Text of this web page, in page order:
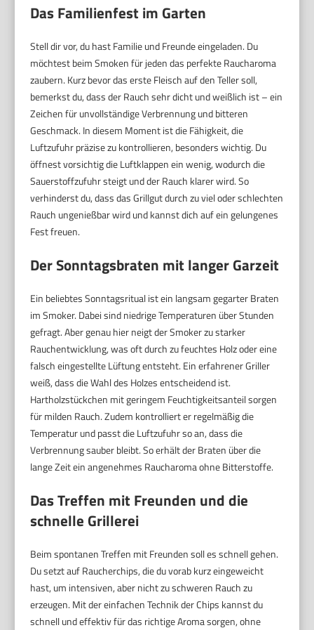
Das Familienfest im Garten
Stell dir vor, du hast Familie und Freunde eingeladen. Du
möchtest beim Smoken für jeden das perfekte Raucharoma
zaubern. Kurz bevor das erste Fleisch auf den Teller soll,
bemerkst du, dass der Rauch sehr dicht und weißlich ist – ein
Zeichen für unvollständige Verbrennung und bitteren
Geschmack. In diesem Moment ist die Fähigkeit, die
Luftzufuhr präzise zu kontrollieren, besonders wichtig. Du
öffnest vorsichtig die Luftklappen ein wenig, wodurch die
Sauerstoffzufuhr steigt und der Rauch klarer wird. So
verhinderst du, dass das Grillgut durch zu viel oder schlechten
Rauch ungenießbar wird und kannst dich auf ein gelungenes
Fest freuen.
Der Sonntagsbraten mit langer Garzeit
Ein beliebtes Sonntagsritual ist ein langsam gegarter Braten
im Smoker. Dabei sind niedrige Temperaturen über Stunden
gefragt. Aber genau hier neigt der Smoker zu starker
Rauchentwicklung, was oft durch zu feuchtes Holz oder eine
falsch eingestellte Lüftung entsteht. Ein erfahrener Griller
weiß, dass die Wahl des Holzes entscheidend ist.
Hartholzstückchen mit geringem Feuchtigkeitsanteil sorgen
für milden Rauch. Zudem kontrolliert er regelmäßig die
Temperatur und passt die Luftzufuhr so an, dass die
Verbrennung sauber bleibt. So erhält der Braten über die
lange Zeit ein angenehmes Raucharoma ohne Bitterstoffe.
Das Treffen mit Freunden und die
schnelle Grillerei
Beim spontanen Treffen mit Freunden soll es schnell gehen.
Du setzt auf Raucherchips, die du vorab kurz eingeweicht
hast, um intensiven, aber nicht zu schweren Rauch zu
erzeugen. Mit der einfachen Technik der Chips kannst du
schnell und effektiv für das richtige Aroma sorgen, ohne